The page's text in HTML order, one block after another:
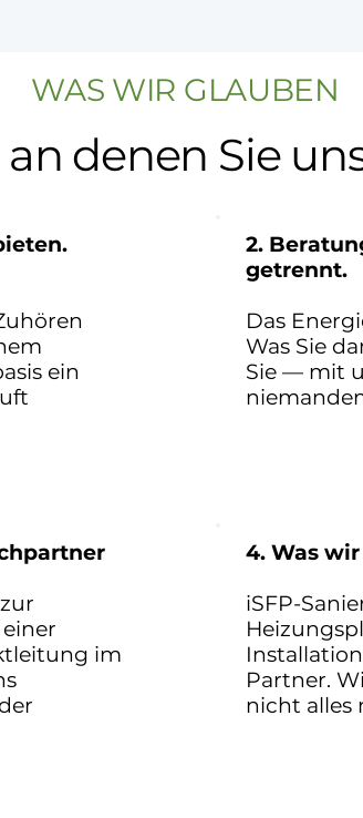
WAS WIR GLAUBEN
denen Sie
ein
2.
getrennt.
Das
Was Sie
Sie — mit
im
4. Was
iSFP-
Partner.
nicht alles